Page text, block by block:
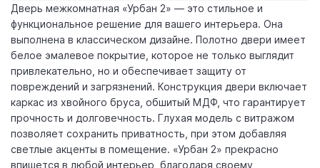
Дверь межкомнатная «Урбан 2» — это стильное и
функциональное решение для вашего интерьера. Она
выполнена в классическом дизайне. Полотно двери имеет
белое эмалевое покрытие, которое не только выглядит
привлекательно, но и обеспечивает защиту от
повреждений и загрязнений. Конструкция двери включает
каркас из хвойного бруса, обшитый МДФ, что гарантирует
прочность и долговечность. Глухая модель с витражом
позволяет сохранить приватность, при этом добавляя
светлые акценты в помещение. «Урбан 2» прекрасно
впишется в любой интерьер, благодаря своему